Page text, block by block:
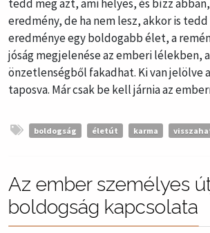
tedd meg azt, ami helyes, és bízz
eredmény, de ha nem lesz, akkor is tedd
eredménye egy boldogabb élet, a
jóság megjelenése az emberi lélekben,
önzetlenségből fakadhat. Ki van jelölve
taposva. Már csak be kell járnia az
boldogság életút karma
Az ember személyes
boldogság kapcsolata